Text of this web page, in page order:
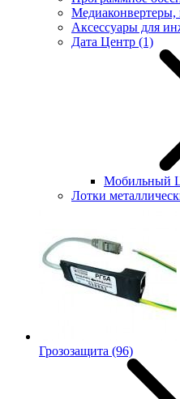
Медиаконвертеры,
Аксессуары для
Дата Центр (1)
Мобильный
Лотки
Грозозащита (96)